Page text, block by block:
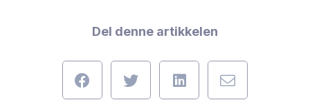
Del denne artikkelen